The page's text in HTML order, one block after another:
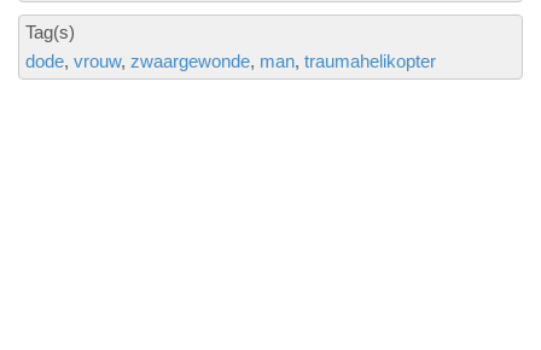
Tag(s)
dode vrouw zwaargewonde man traumahelikopter